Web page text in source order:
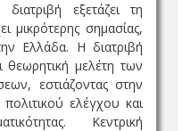
εξετάζει τη
μικρότερης σημασίας,
Ελλάδα. Η διατριβή
θεωρητική μελέτη των
εστιάζοντας στην
ελέγχου και
Κεντρική